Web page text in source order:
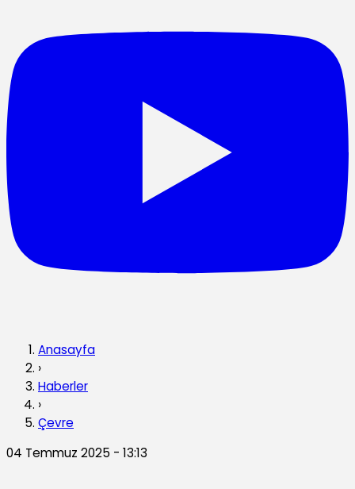
Anasayfa
›
Haberler
›
Çevre
04 Temmuz 2025 - 13:13